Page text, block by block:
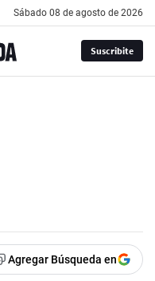
sábado 08 de agosto de 2026
Suscribite
Agregar Búsqueda en